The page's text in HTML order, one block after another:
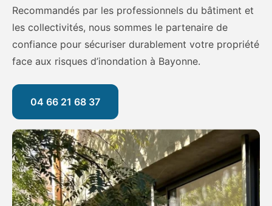
Recommandés par les professionnels du bâtiment et
les collectivités, nous sommes le partenaire de
confiance pour sécuriser durablement votre propriété
face aux risques d’inondation à Bayonne.
04 66 21 68 37